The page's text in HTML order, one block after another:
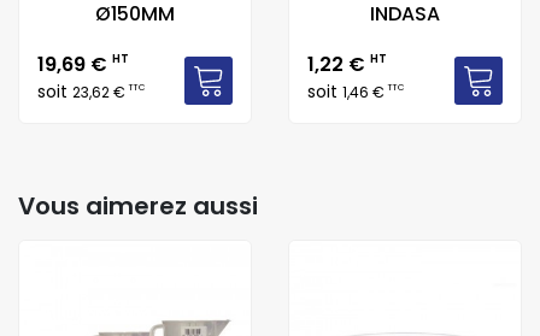
Ø150MM
Prix
19,69 € HT
soit 23,62 €TTC
INDASA
Prix
1,22 € HT
soit 1,46 €TTC
Vous aimerez aussi